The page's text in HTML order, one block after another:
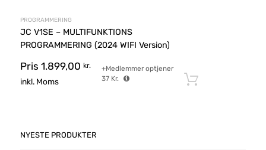
PROGRAMMERING
JC V1SE – MULTIFUNKTIONS
PROGRAMMERING (2024 WIFI Version)
Pris 1.899,00 kr.
inkl. Moms
+Medlemmer optjener
37 Kr.
NYESTE PRODUKTER